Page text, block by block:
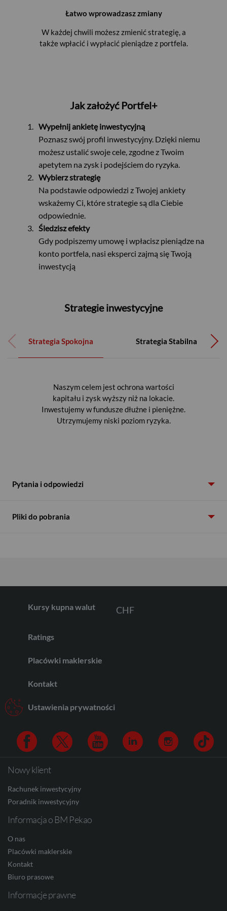
Łatwo wprowadzasz zmiany
W każdej chwili możesz zmienić strategię, a
także wpłacić i wypłacić pieniądze z portfela.
Jak założyć Portfel+
Wypełnij ankietę inwestycyjną
Poznasz swój profil inwestycyjny. Dzięki niemu
możesz ustalić swoje cele, zgodne z Twoim
apetytem na zysk i podejściem do ryzyka.
Wybierz strategię
Na podstawie odpowiedzi z Twojej ankiety
wskażemy Ci, które strategie są dla Ciebie
odpowiednie.
Śledzisz efekty
Gdy podpiszemy umowę i wpłacisz pieniądze na
konto portfela, nasi eksperci zajmą się Twoją
inwestycją
Strategie inwestycyjne
Strategia Spokojna Strategia Stabilna
Naszym celem jest ochrona wartości
kapitału i zysk wyższy niż na lokacie.
Inwestujemy w fundusze dłużne i pieniężne.
Utrzymujemy niski poziom ryzyka.
Naszym celem jest ochrona wartości
kapitału i zwiększanie go w umiarkowanym
tempie. Inwestujemy głównie w fundusze
dłużne i pieniężne, a w mniejszym stopniu w
Naszym celem jest znaczący zysk.
Inwestujemy w fundusze akcyjne.
Dopuszczamy średni poziom ryzyka.
Naszym celem jest maksymalny zysk.
Inwestujemy w fundusze akcyjne.
Dopuszczamy wysoki poziom ryzyka.
Pytania i odpowiedzi
Pliki do pobrania
Kursy kupna walut CHF
CAD
Ratings
Placówki maklerskie
Kontakt
Ustawienia prywatności
Facebook
Nowy klient
Rachunek inwestycyjny
Poradnik inwestycyjny
Informacja o BM Pekao
O nas
Placówki maklerskie
Kontakt
Biuro prasowe
Informacje prawne